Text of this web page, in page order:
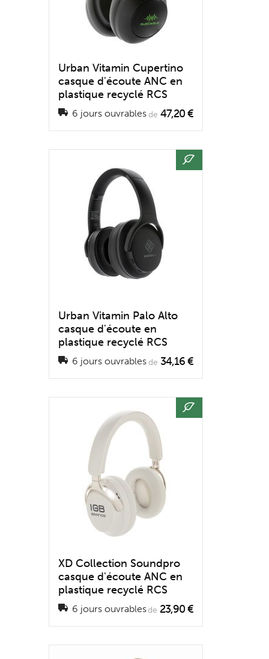
Urban Vitamin Cupertino
casque d'écoute ANC en
plastique recyclé RCS
6 jours ouvrables de 47,20 €
Urban Vitamin Palo Alto
casque d'écoute en
plastique recyclé RCS
6 jours ouvrables de 34,16 €
XD Collection Soundpro
casque d'écoute ANC en
plastique recyclé RCS
6 jours ouvrablesde 23,90 €